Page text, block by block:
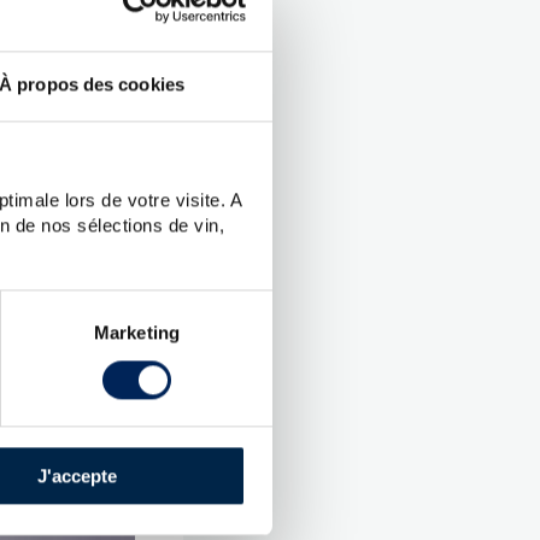
À propos des cookies
lors de votre visite. A
de nos sélections de vin,
Marketing
J'accepte
Ouest
abimé